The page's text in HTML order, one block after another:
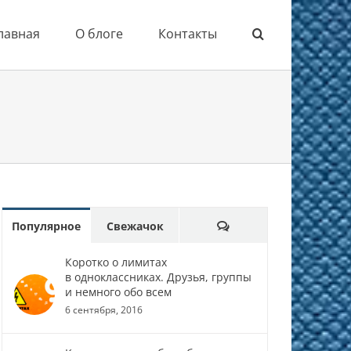
О блоге Контакты
Популярное Свежачок Comments
Коротко о лимитах
в одноклассниках. Друзья, группы
и немного обо всем
6 сентября, 2016